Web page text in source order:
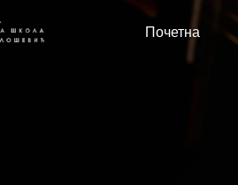
Почетна